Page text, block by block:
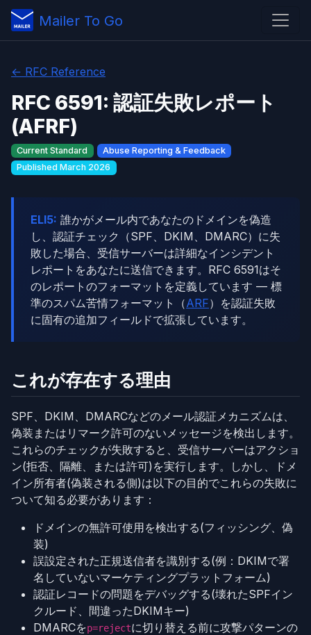
Mailer To Go
← RFC Reference
RFC 6591: 認証失敗レポート
(AFRF)
Current Standard
Abuse Reporting & Feedback
Published March 2026
ELI5: 誰かがメール内であなたのドメインを偽造
し、認証チェック（SPF、DKIM、DMARC）に失
敗した場合、受信サーバーは詳細なインシデント
レポートをあなたに送信できます。RFC 6591はそ
のレポートのフォーマットを定義しています — 標
準のスパム苦情フォーマット（ARF）を認証失敗
に固有の追加フィールドで拡張しています。
これが存在する理由
SPF、DKIM、DMARCなどのメール認証メカニズムは、
偽装またはリマーク許可のないメッセージを検出します。
これらのチェックが失敗すると、受信サーバーはアクショ
ン(拒否、隔離、または許可)を実行します。しかし、ドメ
イン所有者(偽装される側)は以下の目的でこれらの失敗に
ついて知る必要があります：
ドメインの無許可使用を検出する(フィッシング、偽
装)
誤設定された正規送信者を識別する(例：DKIMで署
名していないマーケティングプラットフォーム)
認証レコードの問題をデバッグする(壊れたSPFイン
クルード、間違ったDKIMキー)
DMARCをp=rejectに切り替える前に攻撃パターンの